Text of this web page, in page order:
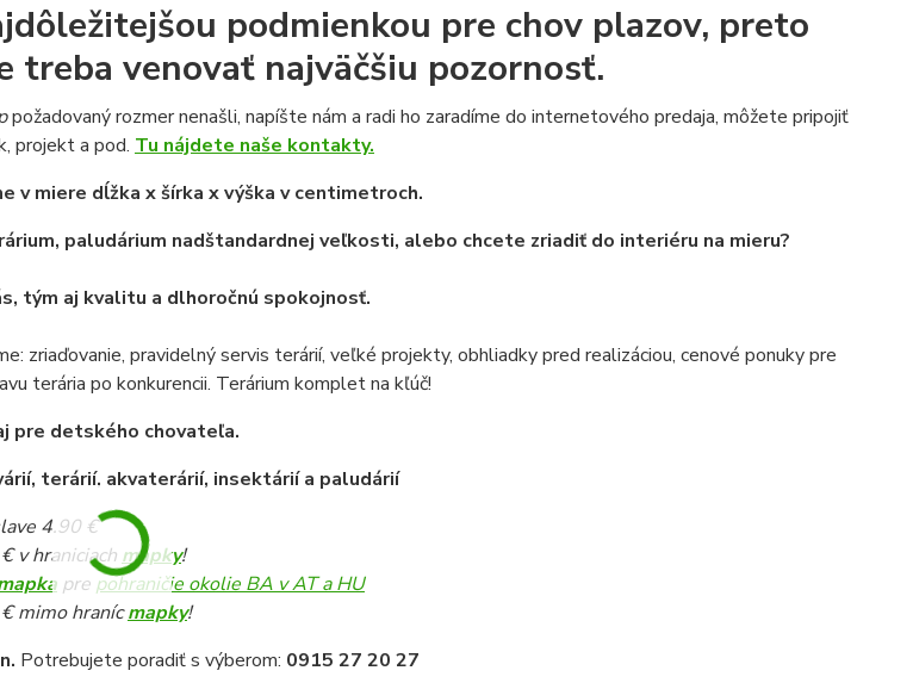
podmienkou pre chov plazov, preto
treba venovať najväčšiu pozornosť.
požadovaný rozmer nenašli, napíšte nám a radi ho zaradíme do internetového predaja, môžete pripojiť
projekt a pod. Tu nájdete naše kontakty.
v miere dĺžka x šírka x výška v centimetroch.
paludárium nadštandardnej veľkosti, alebo chcete zriadiť do interiéru na mieru?
tým aj kvalitu a dlhoročnú spokojnosť.
zriaďovanie, pravidelný servis terárií, veľké projekty, obhliadky pred realizáciou, cenové ponuky pre
terária po konkurencii. Terárium komplet na kľúč!
pre detského chovateľa.
terárií, akvaterárií, insektárií a paludárií
4.90 €
v hraniciach mapky!
pre pohraničie okolie BA v AT a HU
mimo hranícmapky!
Potrebujete poradiť s výberom: 0915 27 20 27